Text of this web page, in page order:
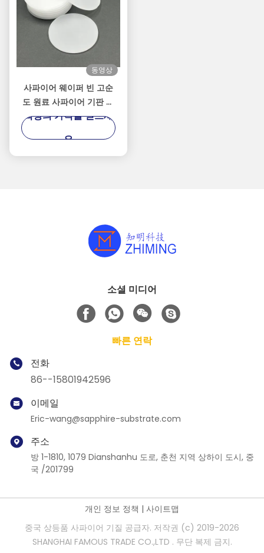
동영상
사파이어 웨이퍼 빈 고순
도 원료 사파이어 기판 가
공
최상의 가격을 얻으세
요
소셜 미디어
빠른 연락
전화
86--15801942596
이메일
Eric-wang@sapphire-substrate.com
주소
방 1-1810, 1079 Dianshanhu 도로, 춘천 지역 상하이 도시, 중
국 /201799
개인 정보 정책 | 사이트맵
중국 상등품 사파이어 기질 공급자. 저작권 (c) 2019-2026
SHANGHAI FAMOUS TRADE CO.,LTD . 무단 복제 금지.